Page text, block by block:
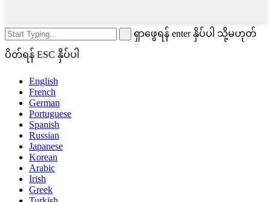
ရှာဖွေရန် enter နှိပ်ပါ သို့မဟုတ်
ပိတ်ရန် ESC နှိပ်ပါ
English
French
German
Portuguese
Spanish
Russian
Japanese
Korean
Arabic
Irish
Greek